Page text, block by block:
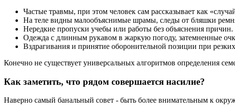
Частые травмы, при этом человек сам рассказывает как
На теле видны малообъяснимые шрамы, следы от бляшки
Нередкие пропуски учебы или работы без объяснения причин.
Одежда с длинным рукавом в жаркую погоду, затемненные
Вздрагивания и принятие оборонительной позиции при
Конечно не существует универсальных алгоритмов определения
Как заметить, что рядом совершается насилие?
Наверно самый банальный совет - быть более внимательным к